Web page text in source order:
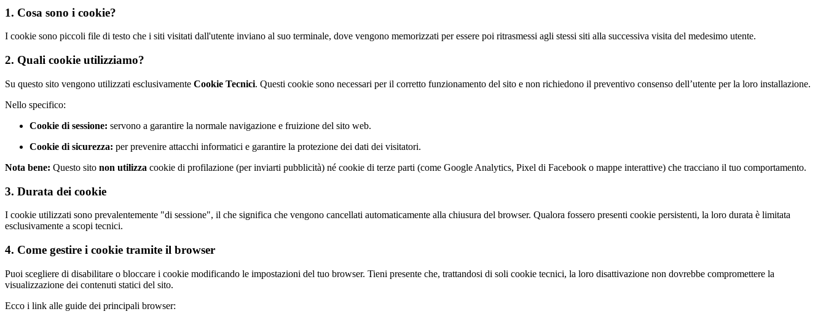
1. Cosa sono i cookie?
I cookie sono piccoli file di testo che i siti visitati dall'utente inviano al suo terminale, dove vengono memorizzati per essere poi ritrasmessi agli stessi siti alla successiva visita del medesimo utente.
2. Quali cookie utilizziamo?
Su questo sito vengono utilizzati esclusivamente Cookie Tecnici. Questi cookie sono necessari per il corretto funzionamento del sito e non richiedono il preventivo consenso dell’utente per la loro installazione.
Nello specifico:
Cookie di sessione: servono a garantire la normale navigazione e fruizione del sito web.
Cookie di sicurezza: per prevenire attacchi informatici e garantire la protezione dei dati dei visitatori.
Nota bene: Questo sito non utilizza cookie di profilazione (per inviarti pubblicità) né cookie di terze parti (come Google Analytics, Pixel di Facebook o mappe interattive) che tracciano il tuo comportamento.
3. Durata dei cookie
I cookie utilizzati sono prevalentemente "di sessione", il che significa che vengono cancellati automaticamente alla chiusura del browser. Qualora fossero presenti cookie persistenti, la loro durata è limitata
esclusivamente a scopi tecnici.
4. Come gestire i cookie tramite il browser
Puoi scegliere di disabilitare o bloccare i cookie modificando le impostazioni del tuo browser. Tieni presente che, trattandosi di soli cookie tecnici, la loro disattivazione non dovrebbe compromettere la
visualizzazione dei contenuti statici del sito.
Ecco i link alle guide dei principali browser: